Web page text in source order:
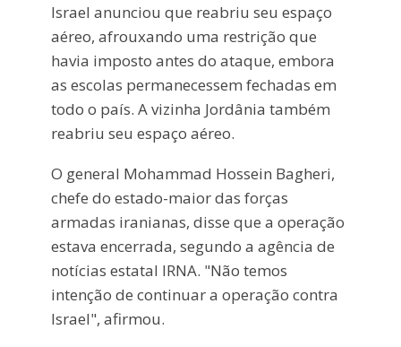
Israel anunciou que reabriu seu espaço
aéreo, afrouxando uma restrição que
havia imposto antes do ataque, embora
as escolas permanecessem fechadas em
todo o país. A vizinha Jordânia também
reabriu seu espaço aéreo.
O general Mohammad Hossein Bagheri,
chefe do estado-maior das forças
armadas iranianas, disse que a operação
estava encerrada, segundo a agência de
notícias estatal IRNA. "Não temos
intenção de continuar a operação contra
Israel", afirmou.